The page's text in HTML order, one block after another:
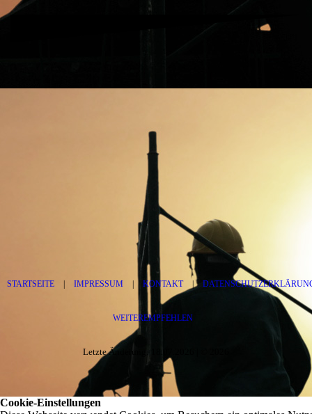
STARTSEITE IMPRESSUM KONTAKT |
WEITEREMPFEHLEN
Letzte Änderung: 18.07.2026 | © 2026
Cookie-Einstellungen